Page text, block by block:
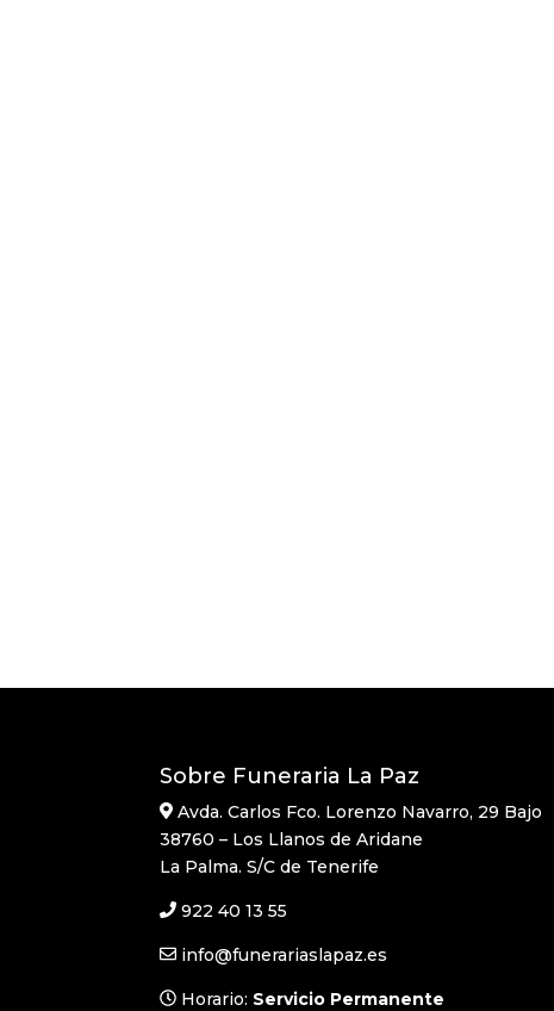
Sobre Funeraria La Paz
Avda. Carlos Fco. Lorenzo Navarro, 29 Bajo
38760 – Los Llanos de Aridane
La Palma. S/C de Tenerife
922 40 13 55
info@funerariaslapaz.es
Horario: Servicio Permanente